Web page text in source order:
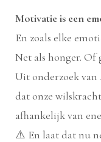
Motivatie is een
En zoals elke
Net als honger. Of
Uit onderzoek van
dat onze
afhankelijk van
⚠️ En laat dat nu